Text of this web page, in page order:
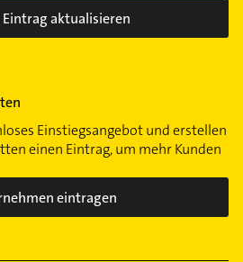
aktualisieren
Einstiegsangebot und erstellen
einen Eintrag, um mehr Kunden
eintragen